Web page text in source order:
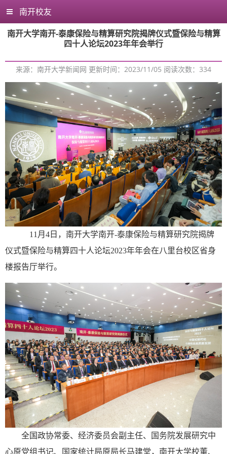
南开校友
南开大学南开-泰康保险与精算研究院揭牌仪式暨保险与精算
四十人论坛2023年年会举行
来源：南开大学新闻网 更新时间：2023/11/05 阅读次数： 334
11月4日，南开大学南开-泰康保险与精算研究院揭牌
仪式暨保险与精算四十人论坛2023年年会在八里台校区省身
楼报告厅举行。
全国政协常委、经济委员会副主任、国务院发展研究中
心原党组书记、国家统计局原局长马建堂，南开大学校董、